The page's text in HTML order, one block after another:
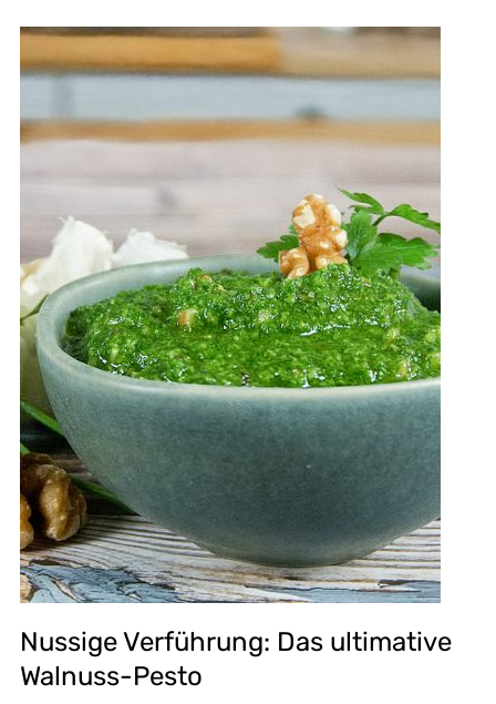
Nussige Verführung: Das ultimative
Walnuss-Pesto